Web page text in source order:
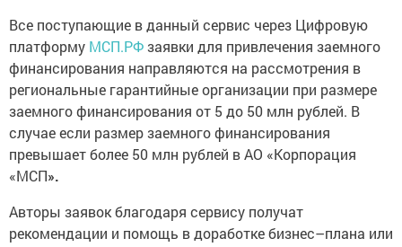
Все поступающие в данный сервис через Цифровую
платформу МСП.РФзаявки для привлечения заемного
финансирования направляются на рассмотрения в
региональные гарантийные организации при размере
заемного финансирования от 5 до 50 млн рублей. В
случае если размер заемного финансирования
превышает более 50 млн рублей в АО «Корпорация
«МСП».
Авторы заявок благодаря сервису получат
рекомендации и помощь в доработке бизнес–плана или